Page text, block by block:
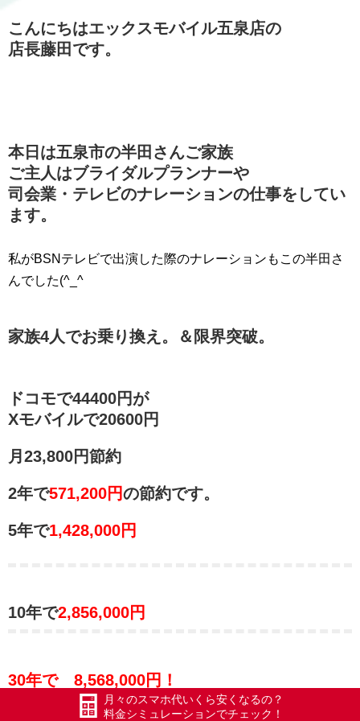
こんにちはエックスモバイル五泉店の
店長藤田です。
本日は五泉市の半田さんご家族
ご主人はブライダルプランナーや
司会業・テレビのナレーションの仕事をしてい
ます。
私がBSNテレビで出演した際のナレーションもこの半田さ
んでした(^_^
家族4人でお乗り換え。＆限界突破。
ドコモで44400円が
Xモバイルで20600円
月23,800円節約
2年で571,200円の節約です。
5年で1,428,000円
10年で2,856,000円
30年で 8,568,000円！
月々のスマホ代いくら安くなるの？
料金シミュレーションでチェック！